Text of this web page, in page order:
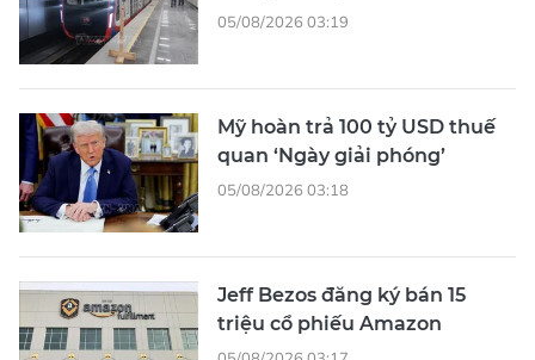
05/08/2026 03:19
Mỹ hoàn trả 100 tỷ USD thuế
quan ‘Ngày giải phóng’
05/08/2026 03:18
Jeff Bezos đăng ký bán 15
triệu cổ phiếu Amazon